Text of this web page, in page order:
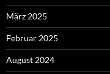
März 2025
Februar 2025
August 2024